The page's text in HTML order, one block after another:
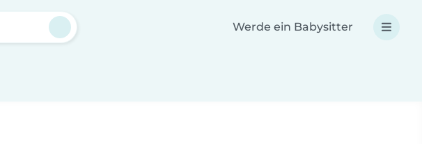
Werde ein Babysitter